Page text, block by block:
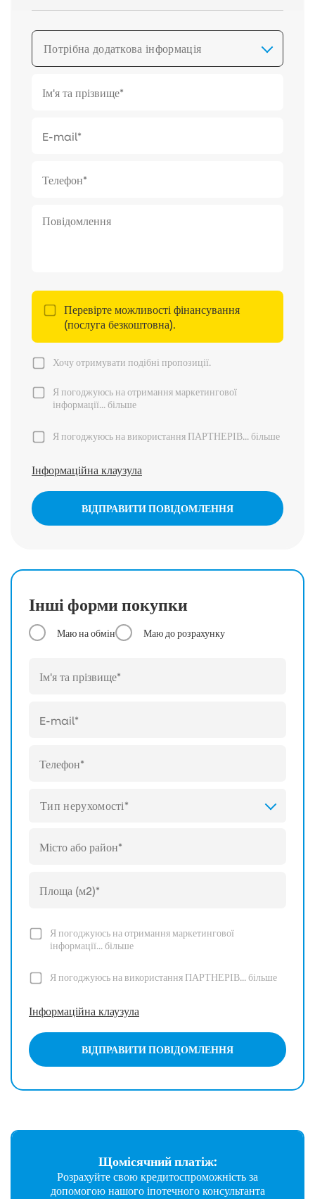
Потрібна додаткова інформація
Перевірте можливості фінансування
(послуга безкоштовна).
Хочу отримувати подібні пропозиції.
Я погоджуюсь на отримання маркетингової
інформації...більше
Я погоджуюсь на використання ПАРТНЕРІВ...більше
Інформаційна клаузула
ВІДПРАВИТИ ПОВІДОМЛЕННЯ
Інші форми покупки
Маю на обмін Маю до розрахунку
Тип нерухомості*
Я погоджуюсь на отримання маркетингової
інформації...більше
Я погоджуюсь на використання ПАРТНЕРІВ...більше
Інформаційна клаузула
ВІДПРАВИТИ ПОВІДОМЛЕННЯ
Щомісячний платіж:
Розрахуйте свою кредитоспроможність за
допомогою нашого іпотечного консультанта